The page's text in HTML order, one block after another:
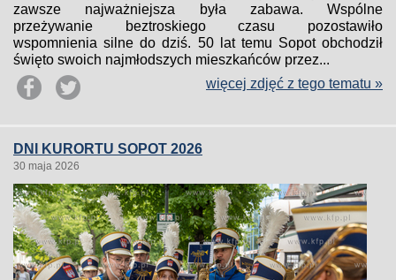
zawsze najważniejsza była zabawa. Wspólne
przeżywanie beztroskiego czasu pozostawiło
wspomnienia silne do dziś. 50 lat temu Sopot obchodził
święto swoich najmłodszych mieszkańców przez...
więcej zdjęć z tego tematu »
DNI KURORTU SOPOT 2026
30 maja 2026